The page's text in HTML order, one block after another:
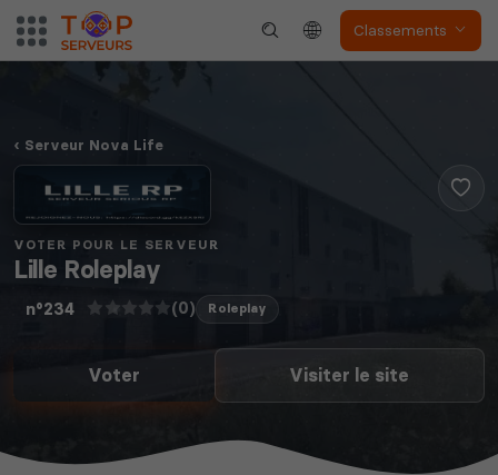
Classements
Serveur Nova Life
VOTER POUR LE SERVEUR
Lille Roleplay
n°234 (0) Roleplay
Voter Visiter le site